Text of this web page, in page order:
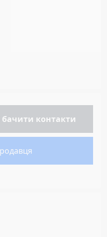
контакти